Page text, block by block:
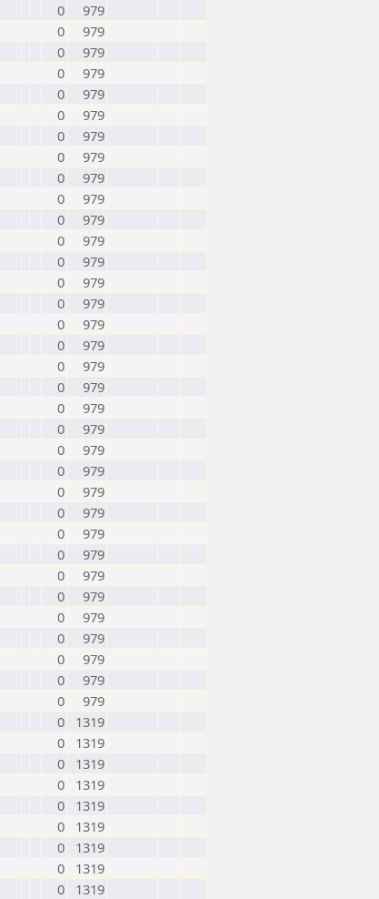
0
979
0
979
0
979
0
979
0
979
0
979
0
979
0
979
0
979
0
979
0
979
0
979
0
979
0
979
0
979
0
979
0
979
0
979
0
979
0
979
0
979
0
979
0
979
0
979
0
979
0
979
0
979
0
979
0
979
0
979
0
979
0
979
0
979
0
979
0
1319
0
1319
0
1319
0
1319
0
1319
0
1319
0
1319
0
1319
0 1319